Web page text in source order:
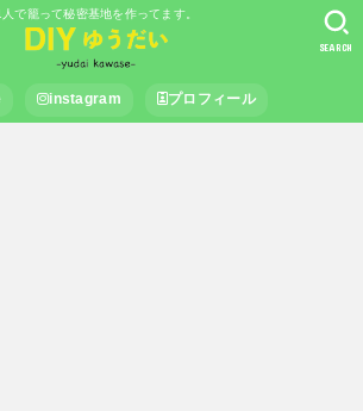
人で籠って秘密基地を作ってます。
instagram プロフィール
SEARCH